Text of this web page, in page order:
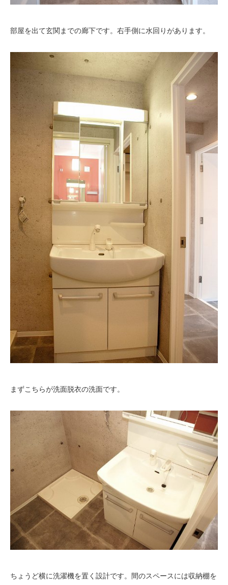
部屋を出て玄関までの廊下です。右手側に水回りがあります。
まずこちらが洗面脱衣の洗面です。
ちょうど横に洗濯機を置く設計です。間のスペースには収納棚を